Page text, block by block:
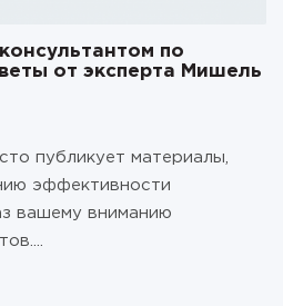
по
от эксперта Мишель
публикует материалы,
эффективности
вашему вниманию